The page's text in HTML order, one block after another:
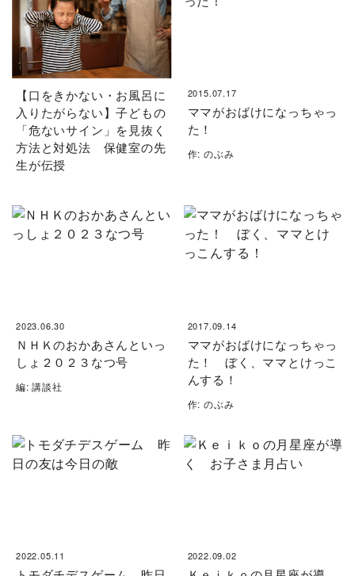
【口をきかない・お風呂に
入りたがらない】子どもの
「危ないサイン」を見抜く
方法と対処法 保健室の先
生が伝授
2015.07.17
ママがおばけになっちゃっ
た！
作: のぶみ
2023.06.30
ＮＨＫのおかあさんといっ
しょ２０２３なつ号
編: 講談社
2017.09.14
ママがおばけになっちゃっ
た！ ぼく、ママとけっこ
んする！
作: のぶみ
2022.05.11 2022.09.02